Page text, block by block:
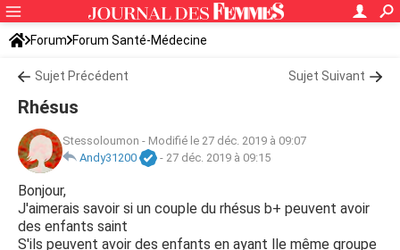
Forum Forum Santé-Médecine
Symptômes et maladies courantes
Sujet Précédent Sujet Suivant
Rhésus
Stessoloumon - Modifié le 27 déc. 2019 à 09:07
Andy31200
- 27 déc. 2019 à 09:15
Bonjour,
J'aimerais savoir si un couple du rhésus b+ peuvent avoir
des enfants saint
S'ils peuvent avoir des enfants en ayant lle même groupe